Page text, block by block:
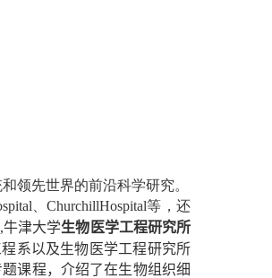
领先世界的前沿科学研究。
、ChurchillHospital等，还
,牛津大学生物医学工程研究所
系以及生物医学工程研究所
课程，介绍了在生物组织细